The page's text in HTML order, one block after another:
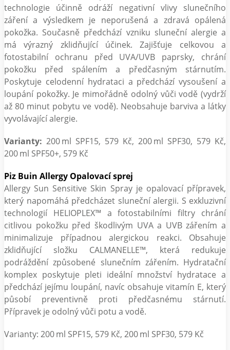
technologie účinně odráží negativní vlivy slunečního
záření a výsledkem je neporušená a zdravá opálená
pokožka. Současně předchází vzniku sluneční alergie a
má výrazný zklidňující účinek. Zajišťuje celkovou a
fotostabilní ochranu před UVA/UVB paprsky, chrání
pokožku před spálením a předčasným stárnutím.
Poskytuje celodenní hydrataci a předchází vysoušení a
loupání pokožky. Je mimořádně odolný vůči vodě (vydrží
až 80 minut pobytu ve vodě). Neobsahuje barviva a látky
vyvolávající alergie.
Varianty: 200 ml SPF15, 579 Kč, 200 ml SPF30, 579 Kč,
200 ml SPF50+, 579 Kč
Piz Buin Allergy Opalovací sprej
Allergy Sun Sensitive Skin Spray je opalovací přípravek,
který napomáhá předcházet sluneční alergii. S exkluzivní
technologií HELIOPLEX™ a fotostabilními filtry chrání
citlivou pokožku před škodlivým UVA a UVB zářením a
minimalizuje případnou alergickou reakci. Obsahuje
zklidňující složku CALMANELLE™, která redukuje
podráždění způsobené slunečním zářením. Hydratační
komplex poskytuje pleti ideální množství hydratace a
předchází jejímu loupání, navíc obsahuje vitamín E, který
působí preventivně proti předčasnému stárnutí.
Přípravek je odolný vůči potu a vodě.
Varianty: 200 ml SPF15, 579 Kč, 200 ml SPF30, 579 Kč